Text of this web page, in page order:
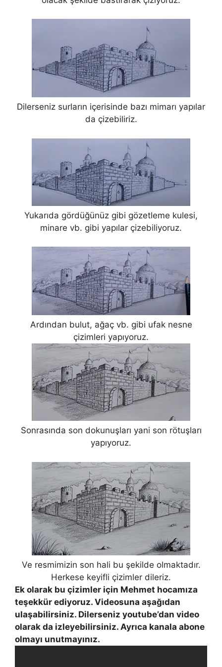
Dilerseniz surların içerisinde bazı mimarı yapılar
da çizebiliriz.
Yukarıda gördüğünüz gibi gözetleme kulesi,
minare vb. gibi yapılar çizebiliyoruz.
Ardından bulut, ağaç vb. gibi ufak nesne
çizimleri yapıyoruz.
Sonrasında son dokunuşları yani son rötuşları
yapıyoruz.
Ve resmimizin son hali bu şekilde olmaktadır.
Herkese keyifli çizimler dileriz.
Ek olarak bu çizimler için Mehmet hocamıza
teşekkür ediyoruz. Videosuna aşağıdan
ulaşabilirsiniz. Dilerseniz youtube’dan video
olarak da izleyebilirsiniz. Ayrıca kanala abone
olmayı unutmayınız.